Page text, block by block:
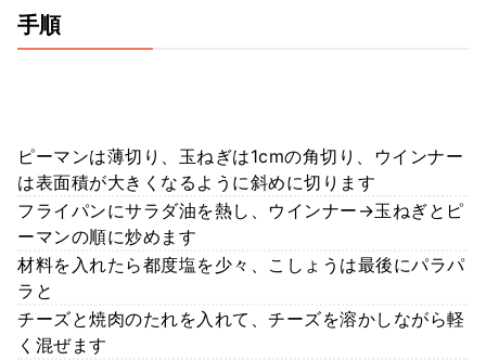
手順
ピーマンは薄切り、玉ねぎは1cmの角切り、ウインナー
は表面積が大きくなるように斜めに切ります
フライパンにサラダ油を熱し、ウインナー→玉ねぎとピ
ーマンの順に炒めます
材料を入れたら都度塩を少々、こしょうは最後にパラパ
ラと
チーズと焼肉のたれを入れて、チーズを溶かしながら軽
く混ぜます